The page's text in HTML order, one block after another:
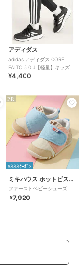
アディダス
adidas アディダス CORE
FAITO 5.0 J【軽量】キッズス
ニーカー ヒモ靴
¥4,400
PR
¥888ｸｰﾎﾟﾝ
ミキハウス ホットビスケッツ
ファーストベビーシューズ
¥7,920